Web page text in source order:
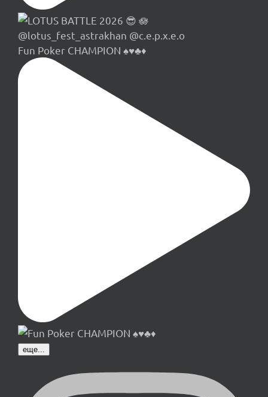
Fun Poker CHAMPION ♠️♥️♣️♦️
еще...